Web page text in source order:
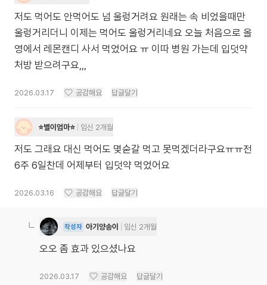
저도 먹어도 안먹어도 넘 울렁거려요 원래는 속 비었을때만
울렁거리더니 이제는 먹어도 울렁거리네요 오늘 처음으로 올
영에서 레몬캔디 사서 먹었어요 ㅠ 이따 병원 가는데 입덧약
처방 받으려구요,,,
2026.03.17 공감해요 답글달기
⭐️별이엄마⭐️ 임신 2개월
저도 그래요 대신 먹어도 몇숟갈 먹고 못먹겠더라구요ㅠㅠ전
6주 6일찬데 어제부터 입덧약 먹었어요
2026.03.16 공감해요 답글달기
작성자 아기양송이 임신 2개월
오오 좀 효과 있으셨나요
2026.03.17 공감해요 답글달기